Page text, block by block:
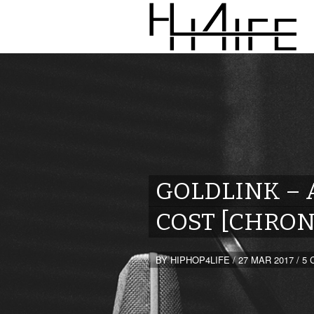
GOLDLINK –
COST
BYHIPHOP4LIFE / 27 MAR 2017 / 5